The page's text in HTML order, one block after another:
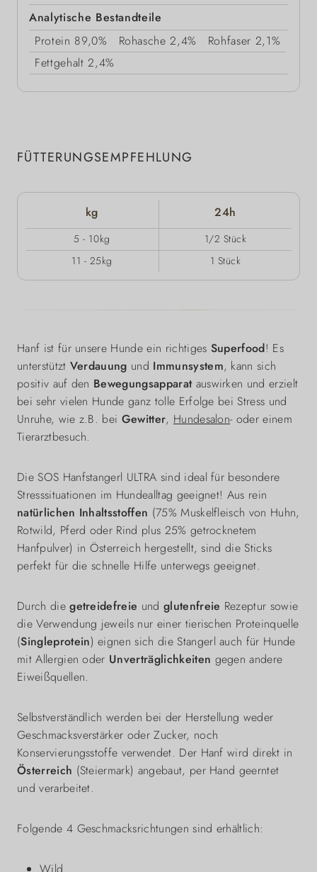
Analytische Bestandteile
Protein 89,0% Rohasche 2,4% Rohfaser 2,1%
Fettgehalt 2,4%
FÜTTERUNGSEMPFEHLUNG
kg 24h
5 - 10kg
1/2 Stück
11 - 25kg
1 Stück
Hanf ist für unsere Hunde ein richtiges Superfood! Es
unterstützt Verdauung und Immunsystem, kann sich
positiv auf den Bewegungsapparat auswirken und erzielt
bei sehr vielen Hunde ganz tolle Erfolge bei Stress und
Unruhe, wie z.B. bei Gewitter, Hundesalon- oder einem
Tierarztbesuch.
Die SOS Hanfstangerl ULTRA sind ideal für besondere
Stresssituationen im Hundealltag geeignet! Aus rein
natürlichen Inhaltsstoffen (75% Muskelfleisch von Huhn,
Rotwild, Pferd oder Rind plus 25% getrocknetem
Hanfpulver) in Österreich hergestellt, sind die Sticks
perfekt für die schnelle Hilfe unterwegs geeignet.
Durch diegetreidefreie und glutenfreie Rezeptur sowie
die Verwendung jeweils nur einer tierischen Proteinquelle
(Singleprotein) eignen sich die Stangerl auch für Hunde
mit Allergien oder Unverträglichkeiten gegen andere
Eiweißquellen.
Selbstverständlich werden bei der Herstellung weder
Geschmacksverstärker oder Zucker, noch
Konservierungsstoffe verwendet. Der Hanf wird direkt in
Österreich (Steiermark) angebaut, per Hand geerntet
und verarbeitet.
Folgende 4 Geschmacksrichtungen sind erhältlich: